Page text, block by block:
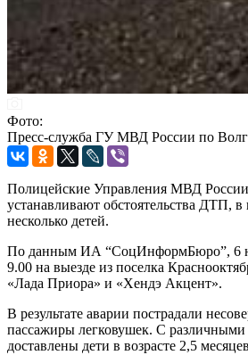
Фото:
Пресс-служба ГУ МВД России по
Полицейские Управления МВД
устанавливают обстоятельства ДТП, в
несколько детей.
По данным ИА “СоцИнформБюро”, 6
9.00 на выезде из поселка
«Лада Приора» и «Хендэ Акцент».
В результате аварии пострадали
пассажиры легковушек. С
доставлены дети в возрасте 2,5